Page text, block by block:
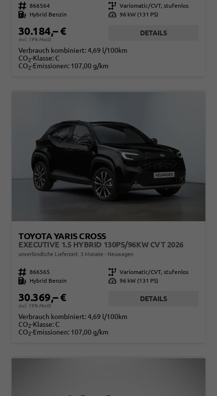
Fahrzeugnr. 866564 Getriebe Variomatic/CVT, stufenlos
Kraftstoff
Hybrid Benzin Leistung 96 kW (131 PS)
30.184,– €
incl. 19% MwSt.
DETAILS
Verbrauch kombiniert:4,69 l/100km
CO2-Klasse: C
CO2-Emissionen: 107,00 g/km
TOYOTA YARIS CROSS
EXECUTIVE 1.5 HYBRID 130PS/96KW CVT 2026
unverbindliche Lieferzeit: 3 Monate Neuwagen
Fahrzeugnr. 866565 Getriebe Variomatic/CVT, stufenlos
Kraftstoff
Hybrid Benzin Leistung 96 kW (131 PS)
30.369,– €
incl. 19% MwSt.
DETAILS
Verbrauch kombiniert:4,69 l/100km
CO2-Klasse: C
CO2-Emissionen: 107,00 g/km